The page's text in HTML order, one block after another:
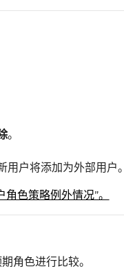
。
户将添加为外部用户。
色策略例外情况”。
角色进行比较。